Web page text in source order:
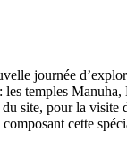
journée
temples
site, pour la visite
cette